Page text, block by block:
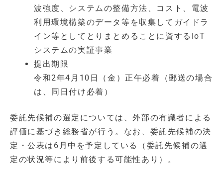
波強度、システムの整備方法、コスト、電波
利用環境構築のデータ等を収集してガイドラ
イン等としてとりまとめることに資するIoT
システムの実証事業
提出期限
令和2年4月10日（金）正午必着（郵送の場合
は、同日付け必着）
委託先候補の選定については、外部の有識者による
評価に基づき総務省が行う。なお、委託先候補の決
定・公表は6月中を予定している（委託先候補の選
定の状況等により前後する可能性あり）。